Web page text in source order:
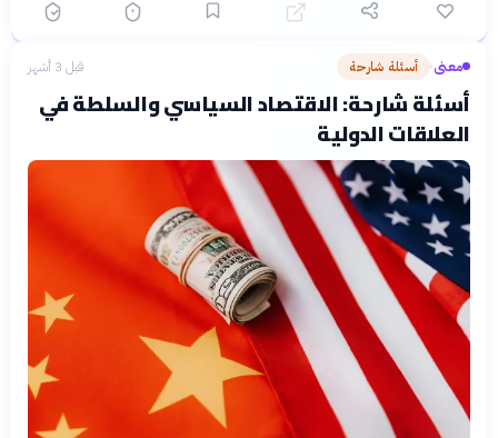
معنى› أسئلة شارحة قبل 3 أشهر
أسئلة شارحة: الاقتصاد السياسي والسلطة في
العلاقات الدولية